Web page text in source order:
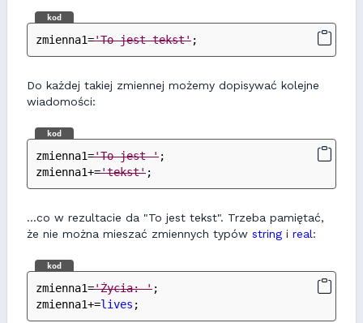
kod
zmienna1='To jest tekst';
Do każdej takiej zmiennej możemy dopisywać kolejne
wiadomości:
kod
zmienna1='To jest ';
zmienna1+='tekst';
...co w rezultacie da "To jest tekst". Trzeba pamiętać,
że nie można mieszać zmiennych typów string i real:
kod
zmienna1='Życia: ';
zmienna1+=lives ;